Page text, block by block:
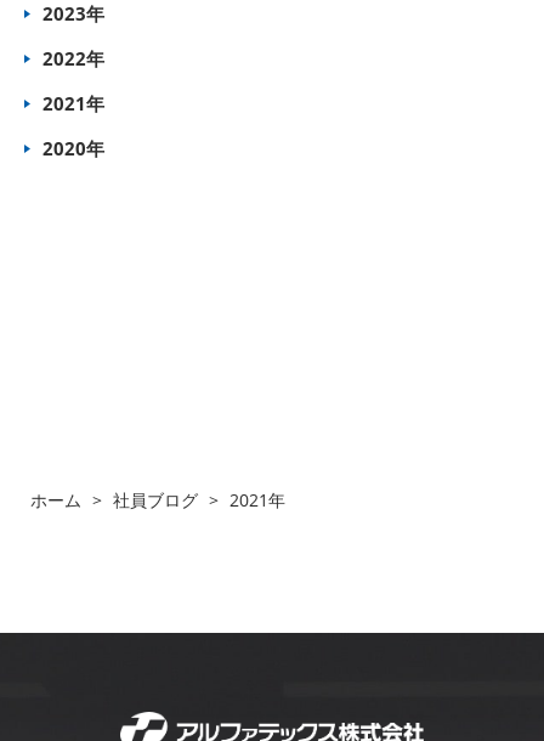
2023年
2022年
2021年
2020年
ホーム > 社員ブログ > 2021年